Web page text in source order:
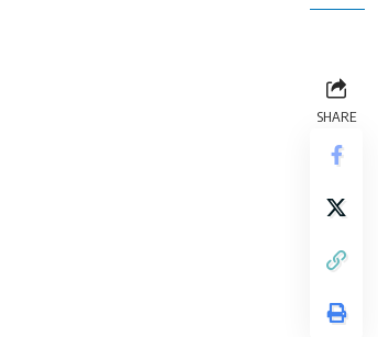
SHARE